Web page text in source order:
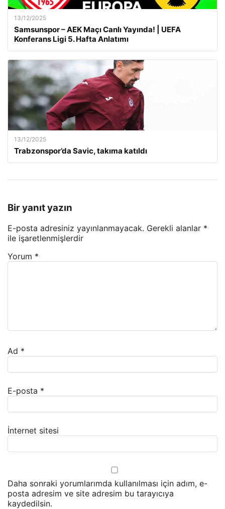
13/12/2025
Samsunspor – AEK Maçı Canlı Yayında! | UEFA
Konferans Ligi 5. Hafta Anlatımı
13/12/2025
Trabzonspor’da Savic, takıma katıldı
Bir yanıt yazın
E-posta adresiniz yayınlanmayacak. Gerekli alanlar *
ile işaretlenmişlerdir
Yorum *
Ad *
E-posta *
İnternet sitesi
Daha sonraki yorumlarımda kullanılması için adım, e-
posta adresim ve site adresim bu tarayıcıya
kaydedilsin.